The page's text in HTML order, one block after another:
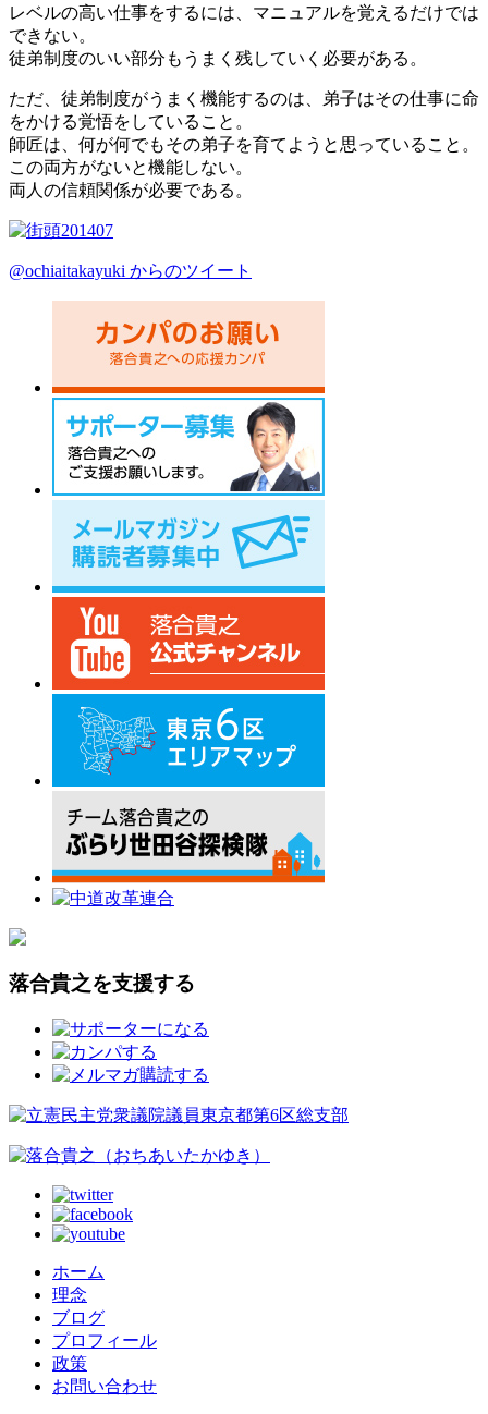
レベルの高い仕事をするには、マニュアルを覚えるだけでは
できない。
徒弟制度のいい部分もうまく残していく必要がある。
ただ、徒弟制度がうまく機能するのは、弟子はその仕事に命
をかける覚悟をしていること。
師匠は、何が何でもその弟子を育てようと思っていること。
この両方がないと機能しない。
両人の信頼関係が必要である。
@ochiaitakayuki からのツイート
落合貴之を支援する
ホーム
理念
ブログ
プロフィール
政策
お問い合わせ